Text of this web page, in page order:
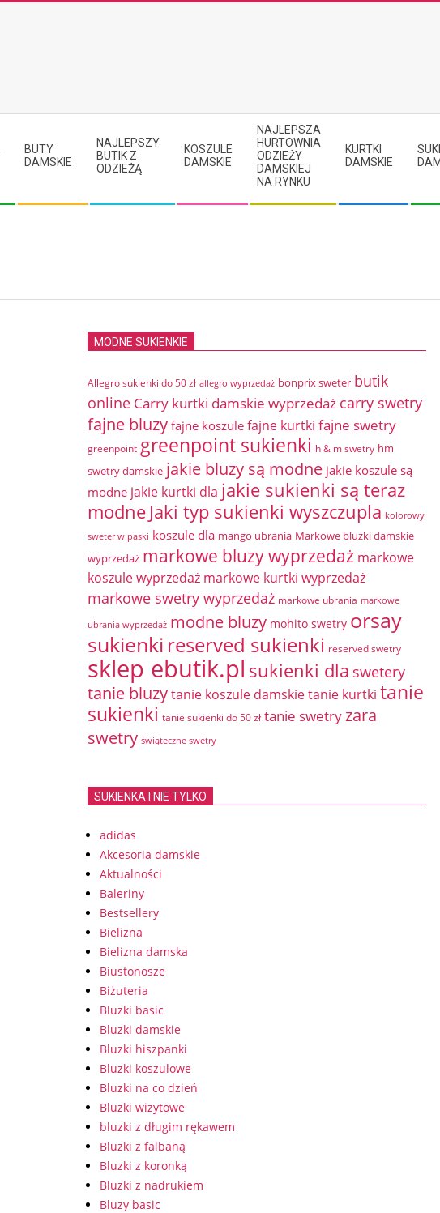
BUTY
DAMSKIE
NAJLEPSZY
BUTIK Z
ODZIEŻĄ
KOSZULE
DAMSKIE
NAJLEPSZA
HURTOWNIA
ODZIEŻY
DAMSKIEJ
NA RYNKU
KURTKI
DAMSKIE
MODNE SUKIENKIE
Allegro sukienki do 50 zł allegro wyprzedaż bonprix sweter butik
online Carry kurtki damskie wyprzedaż carry swetry
fajne bluzy fajne koszule fajne kurtki fajne swetry
greenpoint greenpoint sukienki h & m swetry hm
swetry damskie jakie bluzy są modne jakie koszule są
modne jakie kurtki dla jakie sukienki są teraz
modneJaki typ sukienki wyszczupla kolorowy
sweter w paski koszule dla mango ubrania Markowe bluzki damskie
wyprzedaż markowe bluzy wyprzedaż markowe
koszule wyprzedaż markowe kurtki wyprzedaż
markowe swetry wyprzedaż markowe ubrania markowe
ubrania wyprzedaż modne bluzy mohito swetry orsay
sukienki reserved sukienki reserved swetry
sklep ebutik.pl sukienki dla swetery
tanie bluzytanie koszule damskietanie kurtki tanie
sukienki tanie sukienki do 50 zł tanie swetryzara
swetry świąteczne swetry
SUKIENKA I NIE TYLKO
adidas
Akcesoria damskie
Aktualności
Baleriny
Bestsellery
Bielizna
Bielizna damska
Biustonosze
Biżuteria
Bluzki basic
Bluzki damskie
Bluzki hiszpanki
Bluzki koszulowe
Bluzki na co dzień
Bluzki wizytowe
bluzki z długim rękawem
Bluzki z falbaną
Bluzki z koronką
Bluzki z nadrukiem
Bluzy basic